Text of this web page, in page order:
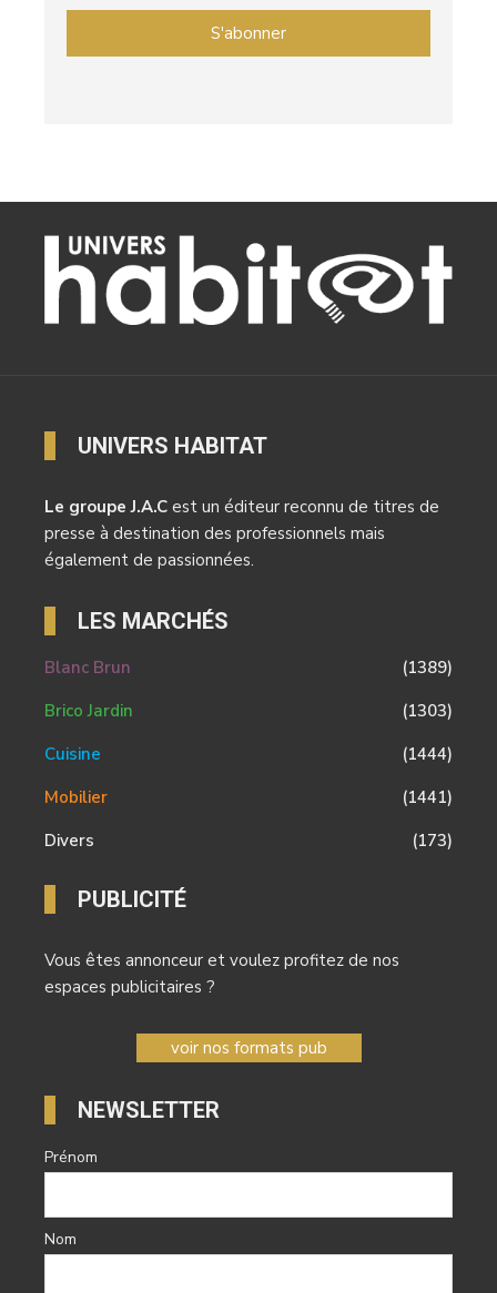
UNIVERS HABITAT
Le groupe J.A.C est un éditeur reconnu de titres de
presse à destination des professionnels mais
également de passionnées.
LES MARCHÉS
Blanc Brun
(1389)
Brico Jardin
(1303)
Cuisine
(1444)
Mobilier
(1441)
Divers
(173)
PUBLICITÉ
Vous êtes annonceur et voulez profitez de nos
espaces publicitaires ?
voir nos formats pub
NEWSLETTER
Prénom
Nom